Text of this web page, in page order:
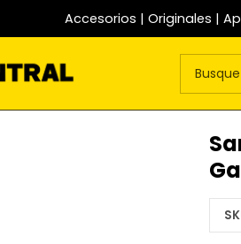
Accesorios | Originales |